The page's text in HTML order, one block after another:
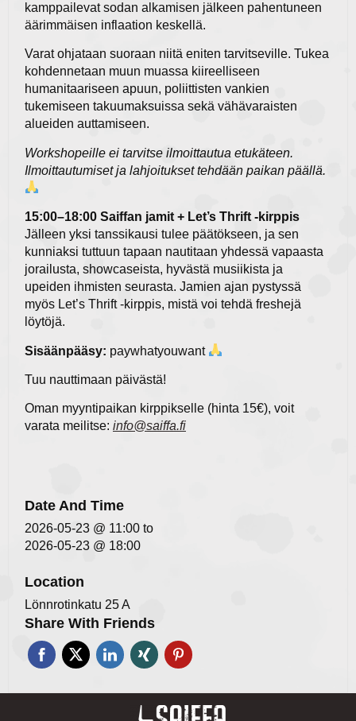
kamppailevat sodan alkamisen jälkeen pahentuneen
äärimmäisen inflaation keskellä.
Varat ohjataan suoraan niitä eniten tarvitseville. Tukea
kohdennetaan muun muassa kiireelliseen
humanitaariseen apuun, poliittisten vankien
tukemiseen takuumaksuissa sekä vähävaraisten
alueiden auttamiseen.
Workshopeille ei tarvitse ilmoittautua etukäteen.
Ilmoittautumiset ja lahjoitukset tehdään paikan päällä.
15:00–18:00 Saiffan jamit + Let’s Thrift -kirppis
Jälleen yksi tanssikausi tulee päätökseen, ja sen
kunniaksi tuttuun tapaan nautitaan yhdessä vapaasta
jorailusta, showcaseista, hyvästä musiikista ja
upeiden ihmisten seurasta. Jamien ajan pystyssä
myös Let’s Thrift -kirppis, mistä voi tehdä freshejä
löytöjä.
Sisäänpääsy: paywhatyouwant
Tuu nauttimaan päivästä!
Oman myyntipaikan kirppikselle (hinta 15€), voit
varata meilitse: info@saiffa.fi
Date And Time
2026-05-23 @ 11:00 to
2026-05-23 @ 18:00
Location
Lönnrotinkatu 25 A
Share With Friends